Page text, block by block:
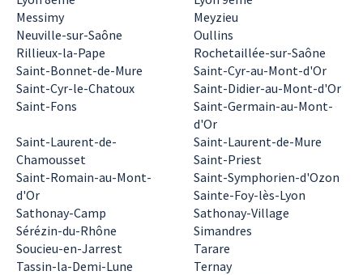
Messimy
Meyzieu
Neuville-sur-Saône
Oullins
Rillieux-la-Pape
Rochetaillée-sur-Saône
Saint-Bonnet-de-Mure
Saint-Cyr-au-Mont-d'Or
Saint-Cyr-le-Chatoux
Saint-Didier-au-Mont-d'Or
Saint-Fons
Saint-Germain-au-Mont-
d'Or
Saint-Laurent-de-
Chamousset
Saint-Laurent-de-Mure
Saint-Priest
Saint-Romain-au-Mont-
d'Or
Saint-Symphorien-d'Ozon
Sainte-Foy-lès-Lyon
Sathonay-Camp
Sathonay-Village
Sérézin-du-Rhône
Simandres
Soucieu-en-Jarrest
Tarare
Tassin-la-Demi-Lune
Ternay